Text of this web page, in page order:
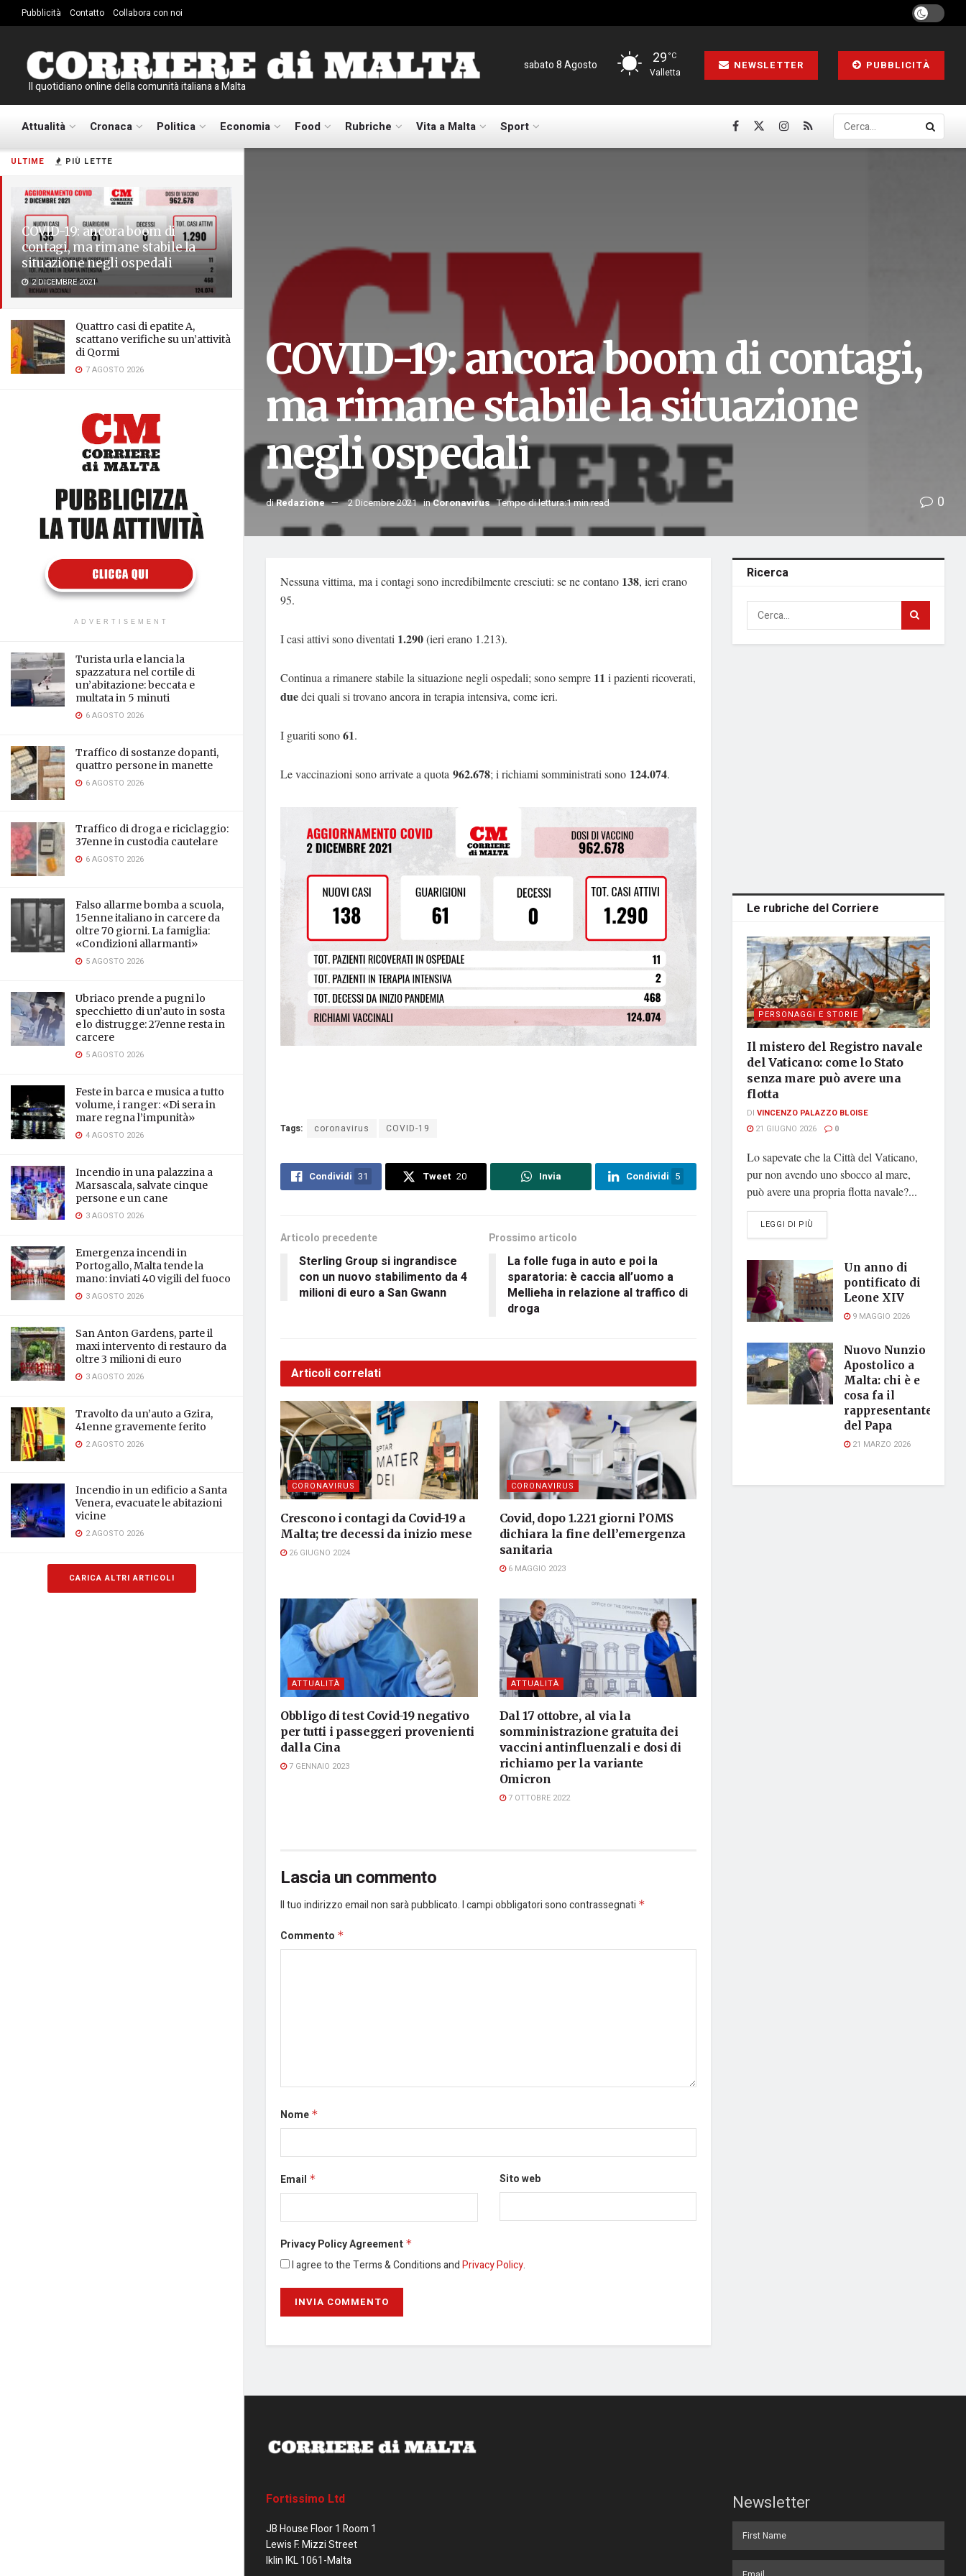
ULTIME PIÙ LETTE
COVID-19: ancora boom di
contagi, ma rimane stabile la
situazione negli ospedali
2 DICEMBRE 2021
Quattro casi di epatite A,
scattano verifiche su un’attività
di Qormi
7 AGOSTO 2026
ADVERTISEMENT
Turista urla e lancia la
spazzatura nel cortile di
un’abitazione: beccata e
multata in 5 minuti
6 AGOSTO 2026
Traffico di sostanze dopanti,
quattro persone in manette
6 AGOSTO 2026
Traffico di droga e riciclaggio:
37enne in custodia cautelare
6 AGOSTO 2026
Falso allarme bomba a scuola,
15enne italiano in carcere da
oltre 70 giorni. La famiglia:
«Condizioni allarmanti»
5 AGOSTO 2026
Ubriaco prende a pugni lo
specchietto di un’auto in sosta
e lo distrugge: 27enne resta in
carcere
5 AGOSTO 2026
Feste in barca e musica a tutto
volume, i ranger: «Di sera in
mare regna l’impunità»
4 AGOSTO 2026
Incendio in una palazzina a
Marsascala, salvate cinque
persone e un cane
3 AGOSTO 2026
Emergenza incendi in
Portogallo, Malta tende la
mano: inviati 40 vigili del fuoco
3 AGOSTO 2026
San Anton Gardens, parte il
maxi intervento di restauro da
oltre 3 milioni di euro
3 AGOSTO 2026
Travolto da un’auto a Gzira,
41enne gravemente ferito
2 AGOSTO 2026
Incendio in un edificio a Santa
Venera, evacuate le abitazioni
vicine
2 AGOSTO 2026
CARICA ALTRI ARTICOLI
Pubblicità Contatto Collabora con noi
Il quotidiano online della comunità italiana a Malta
sabato 8 Agosto 29°C
Valletta
NEWSLETTER PUBBLICITÀ
Attualità Cronaca Politica Economia Food Rubriche Vita a Malta Sport
COVID-19: ancora boom di contagi,
ma rimane stabile la situazione
negli ospedali
diRedazione 2 Dicembre 2021 inCoronavirus Tempo di lettura:1 min read 0
Nessuna vittima, ma i contagi sono incredibilmente cresciuti: se ne contano 138, ieri erano
95.
I casi attivi sono diventati 1.290(ieri erano 1.213).
Continua a rimanere stabile la situazione negli ospedali; sono sempre 11 i pazienti ricoverati,
duedei quali si trovano ancora in terapia intensiva, come ieri.
I guariti sono61.
Le vaccinazioni sono arrivate a quota 962.678; i richiami somministrati sono 124.074.
Tags: coronavirus COVID-19
Condividi 31 Tweet 20 Invia Condividi 5
Articolo precedente
Sterling Group si ingrandisce
con un nuovo stabilimento da 4
milioni di euro a San Gwann
Prossimo articolo
La folle fuga in auto e poi la
sparatoria: è caccia all’uomo a
Mellieha in relazione al traffico di
droga
Articoli correlati
CORONAVIRUS
Crescono i contagi da Covid-19 a
Malta; tre decessi da inizio mese
26 GIUGNO 2024
CORONAVIRUS
Covid, dopo 1.221 giorni l’OMS
dichiara la fine dell’emergenza
sanitaria
6 MAGGIO 2023
ATTUALITÀ
Obbligo di test Covid-19 negativo
per tutti i passeggeri provenienti
dalla Cina
7 GENNAIO 2023
ATTUALITÀ
Dal 17 ottobre, al via la
somministrazione gratuita dei
vaccini antinfluenzali e dosi di
richiamo per la variante
Omicron
7 OTTOBRE 2022
Lascia un commento
Il tuo indirizzo email non sarà pubblicato.I campi obbligatori sono contrassegnati *
Commento *
Nome *
Email * Sito web
Privacy Policy Agreement *
I agree to the Terms & Conditions andPrivacy Policy.
Ricerca
Le rubriche del Corriere
PERSONAGGI E STORIE
Il mistero del Registro navale
del Vaticano: come lo Stato
senza mare può avere una
flotta
DI VINCENZO PALAZZO BLOISE
21 GIUGNO 2026
0
Lo sapevate che la Città del Vaticano,
pur non avendo uno sbocco al mare,
può avere una propria flotta navale?...
LEGGI DI PIÙ
Un anno di
pontificato di
Leone XIV
9 MAGGIO 2026
Nuovo Nunzio
Apostolico a
Malta: chi è e
cosa fa il
rappresentante
del Papa
21 MARZO 2026
Fortissimo Ltd
JB House Floor 1 Room 1
Lewis F. Mizzi Street
Iklin IKL 1061-Malta
Newsletter